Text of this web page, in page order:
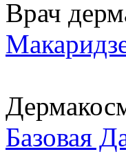
Врач
Базовая